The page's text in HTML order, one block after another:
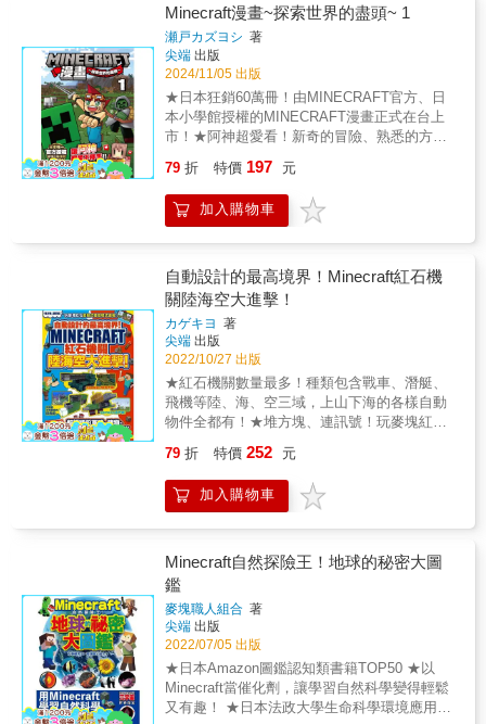
如何打造這些獨特建築。每座建築不僅是工藝
的挑戰，更是日本歷史的縮影，讓您在遊戲的
世界中學習文化知識、理解時代背景。透過這
本書，您將在Minecraft中建構出完整的日本歷
史版圖！不僅能增進歷史知識，還能培養創意
與空間思維，一邊遊戲、一邊學習，成為日本
文化通！◎本書重點 ■遊戲與歷史融合：在
Minecraft中建造歷史建築，同時學習日本各代
歷史。 ■豐富的建築指南：介紹多個時代的建
史學習：透過遊戲化學習方式，幫助讀者理解
歷史文化背景和建築設計。◎學習項目 ■歷史
知識增進：加深對日本歷史的理解，涵蓋繩紋
力：培養空間思維和創造力，學習建築結構與
設計。 ■問題解決與邏輯思維：發展解決問題
的能力，通過建造挑戰理解複雜的歷史概念。
Minecraft漫畫~探索世界的盡頭~ 1
瀬戸カズヨシ 著
尖端 出版
2024/11/05 出版
★日本狂銷60萬冊！由MINECRAFT官方、日
本小學館授權的MINECRAFT漫畫正式在台上
市！★阿神超愛看！新奇的冒險、熟悉的方塊
容錯過！本作是一部將MINECRAFT遊戲的自
由精神與日式熱血冒險完美結合的精彩漫畫。
無論是地形場景、人物角色還是各式道具裝
懂的冒險者開始，在這個廣袤的方塊世界中探
索未知，結交盟友、迎戰強敵、收集稀有資
源，更會面對源自黑暗次元的BOSS威脅！他
不斷成長與突破，最終將勇敢邁向世界的盡
頭。無論是Minecraft老手還是新手，都能在這
趟冒險中找到屬於自己的感動和挑戰！【麥塊
玩家不容錯過的特色】官方授權：忠實再現
MINECRAFT的經典設定，媲美遊戲體驗！冒
險熱血：融入日式漫畫的情感起伏與角色成
長，故事張力十足。超強劇情：探索、戰鬥、
畫風：巧妙融合像素風與日式漫畫風格，視覺
效果絕佳。合家共賞：適合親子共讀，也讓
Minecraft迷找到冒險靈感。原汁原味的麥塊大
79 折 特價 197 元
加入購物車
自動設計的最高境界！Minecraft紅石機
關陸海空大進擊！
カゲキヨ 著
尖端 出版
2022/10/27 出版
★紅石機關數量最多！種類包含戰車、潛艇、
飛機等陸、海、空三域，上山下海的各樣自動
物件全都有！★堆方塊、連訊號！玩麥塊紅石
石玩法提供了直覺式體驗程式邏輯的環境麥塊
的紅石物件包含了「發訊」與「動作」裝置，
玩家可以用這些物件做出如同現實世界中的電
的同時，無形中也能學習程式運算的基礎邏
輯。因為紅石與程式兩者概念是如此相近：■熟
悉紅石方塊的功能 ≒ 熟悉程式指令與函數的功
能■正確的迅號傳遞 ≒ 程式行的邏輯銜接■紅石
機關代替玩家執行事務 ≒ 程式運算簡化人類工
作當玩家成功做出一個紅石自動機關，等於又
向程式設計領域靠近了一步；喜歡做紅石機關
的玩家，不會討厭程式設計。◎用紅石機關在
遊戲內具現出陸海空三域各式尖端科技的實體
79 折 特價 252 元
加入購物車
Minecraft自然探險王！地球的秘密大圖
鑑
麥塊職人組合 著
尖端 出版
2022/07/05 出版
★日本Amazon圖鑑認知類書籍TOP50 ★以
Minecraft當催化劑，讓學習自然科學變得輕鬆
又有趣！ ★日本法政大學生命科學環境應用化